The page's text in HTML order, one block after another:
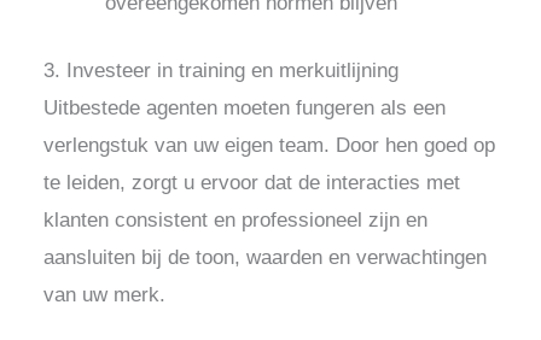
3. Investeer in training en merkuitlijning
Uitbestede agenten moeten fungeren als een
verlengstuk van uw eigen team. Door hen goed op
te leiden, zorgt u ervoor dat de interacties met
klanten consistent en professioneel zijn en
aansluiten bij de toon, waarden en verwachtingen
van uw merk.